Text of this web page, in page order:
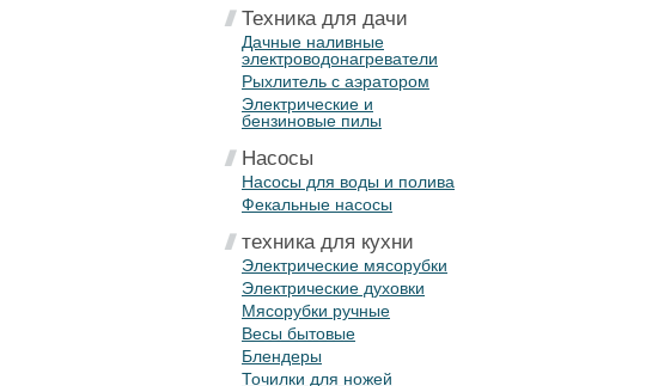
Техника для дачи
Дачные наливные
электроводонагреватели
Рыхлитель с аэратором
Электрические и
бензиновые пилы
Насосы
Насосы для воды и полива
Фекальные насосы
техника для кухни
Электрические мясорубки
Электрические духовки
Мясорубки ручные
Весы бытовые
Блендеры
Точилки для ножей